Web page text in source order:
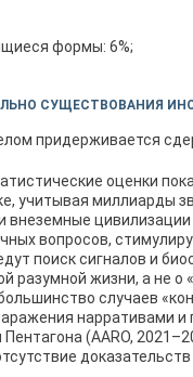
формы: 6%;
СУЩЕСТВОВАНИЯ
придерживается
оценки
учитывая миллиарды
цивилизации
вопросов,
поиск сигналов и
разумной жизни, а не
случаев
нарративами и
(AARO,